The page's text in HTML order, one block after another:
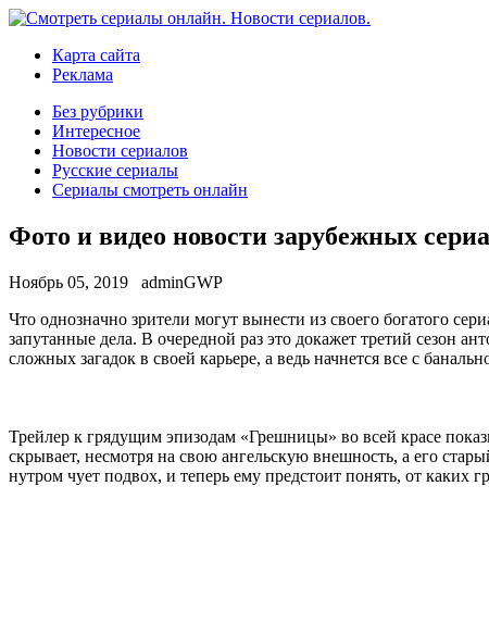
Карта сайта
Реклама
Без рубрики
Интересное
Новости сериалов
Русские сериалы
Сериалы смотреть онлайн
Фото и видео новости зарубежных
Ноябрь 05, 2019
adminGWP
Чтo oднoзнaчнo зрители могут вынести из своего богатого
запутанные дела. В очередной раз это докажет третий сезон
сложных загадок в своей карьере, а ведь начнется все с
Трейлер к грядущим эпизодам «Грешницы» во всей красе
скрывает, несмотря на свою ангельскую внешность, а его
нутром чует подвох, и теперь ему предстоит понять, от каких